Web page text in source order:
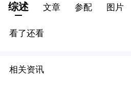
综述 文章 参配 图片
看了还看
相关资讯